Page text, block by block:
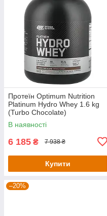
Протеїн Optimum Nutrition
Platinum Hydro Whey 1.6 kg
(Turbo Chocolate)
В наявності
6 185 ₴ 7 938 ₴
Купити
–20%